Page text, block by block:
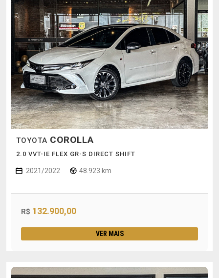
TOYOTA COROLLA
2.0 VVT-IE FLEX GR-S DIRECT SHIFT
2021/2022 48.923 km
R$ 132.900,00
VER MAIS